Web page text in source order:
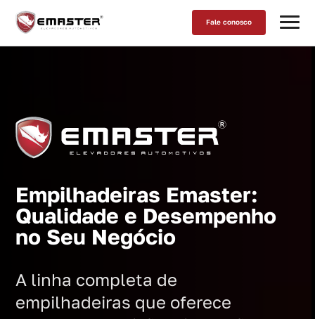
Fale conosco
Empilhadeiras Emaster:
Qualidade e Desempenho
no Seu Negócio
A linha completa de
empilhadeiras que oferece